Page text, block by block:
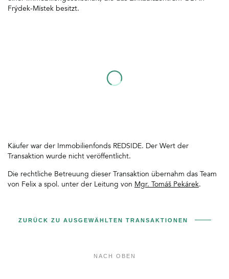
Frýdek-Místek besitzt.
Käufer war der Immobilienfonds REDSIDE. Der Wert der
Transaktion wurde nicht veröffentlicht.
Die rechtliche Betreuung dieser Transaktion übernahm das Team
von Felix a spol. unter der Leitung von Mgr. Tomáš Pekárek.
ZURÜCK ZU AUSGEWÄHLTEN TRANSAKTIONEN
NACH OBEN